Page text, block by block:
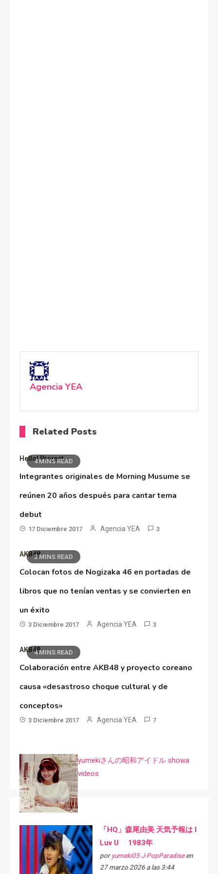
Agencia YEA
Related Posts
4 MINS READ
Hello! Project
Integrantes originales de Morning Musume se
reúnen 20 años después para cantar tema
debut
17 Diciembre 2017 Agencia YEA 3
2 MINS READ
AKB48
Colocan fotos de Nogizaka 46 en portadas de
libros que no tenían ventas y se convierten en
un éxito
3 Diciembre 2017 Agencia YEA 3
4 MINS READ
AKB48
Colaboración entre AKB48 y proyecto coreano
causa «desastroso choque cultural y de
conceptos»
3 Diciembre 2017 Agencia YEA 7
yumekiさんの昭和アイドル showa
videos
「HQ」森尾由美 天気予報は I
Luv U 1983年
por yumeki05 J-PopParadiseen
27 marzo 2026 a las 3:44